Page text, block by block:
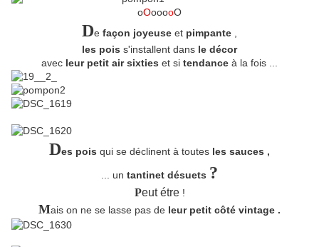
oOooooO
De façon joyeuse et pimpante
les pois s'installent dans le décor
avec leur petit air sixties et si tendance à la fois ...
Des pois qui se déclinent à toutes les sauces ,
... un tantinet désuets ?
Peut étre!
Mais on ne se lasse pas de leur petit côté vintage .